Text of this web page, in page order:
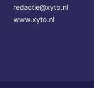
redactie@xyto.nl
www.xyto.nl